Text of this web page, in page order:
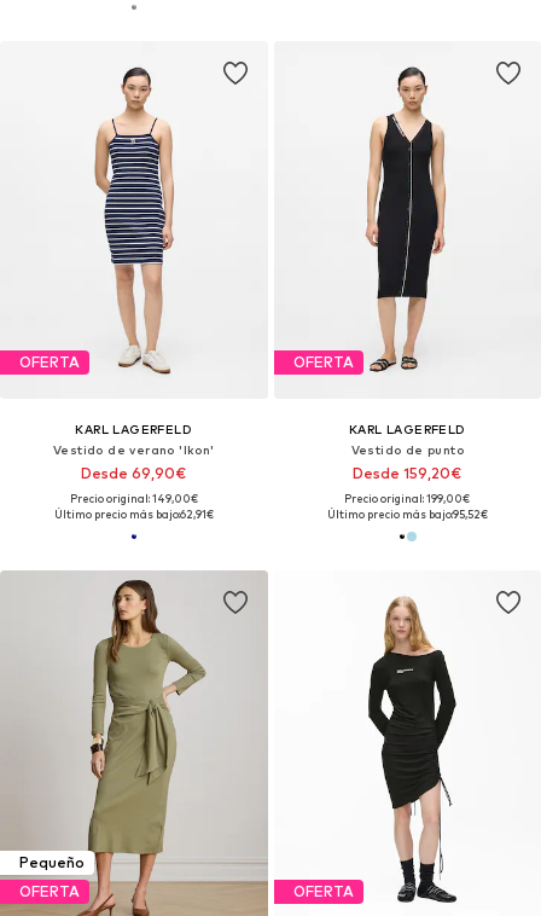
OFERTA
KARL LAGERFELD
Vestido de verano 'Ikon'
Desde 69,90€
Precio original: 149,00€
Último precio más bajo:62,91€
OFERTA
KARL LAGERFELD
Vestido de punto
Desde 159,20€
Precio original: 199,00€
Último precio más bajo:95,52€
Pequeño
OFERTA
OFERTA